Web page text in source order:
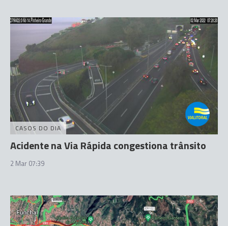
CASOS DO DIA
Acidente na Via Rápida congestiona trânsito
2 Mar 07:39